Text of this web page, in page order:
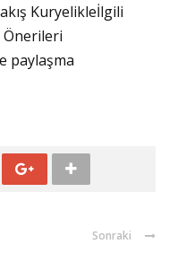
Kuryelikleİlgili
Önerileri
paylaşma
Sonraki